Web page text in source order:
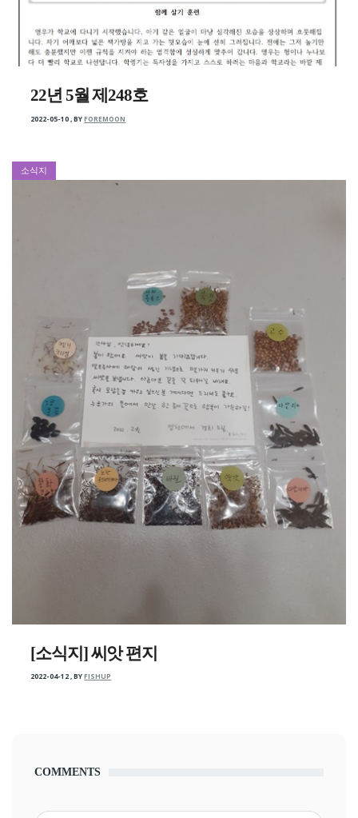
22년 5월 제248호
2022-05-10,BYFOREMOON
소식지
[소식지] 씨앗 편지
2022-04-12,BYFISHUP
COMMENTS